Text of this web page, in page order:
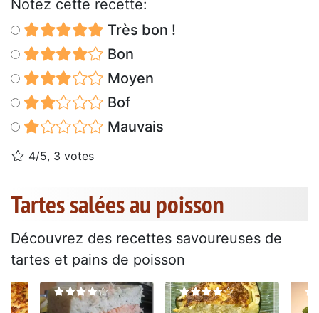
Notez cette recette:
Très bon !
Bon
Moyen
Bof
Mauvais
4/5, 3 votes
Tartes salées au poisson
Découvrez des recettes savoureuses de
tartes et pains de poisson